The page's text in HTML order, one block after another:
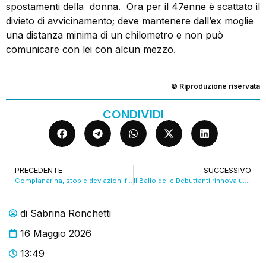
di Sabrina Ronchetti
16 Maggio 2026
13:49
spostamenti della donna. Ora per il 47enne è scattato il
divieto di avvicinamento; deve mantenere dall’ex moglie
una distanza minima di un chilometro e non può
comunicare con lei con alcun mezzo.
© Riproduzione riservata
CONDIVIDI
PRECEDENTE SUCCESSIVO